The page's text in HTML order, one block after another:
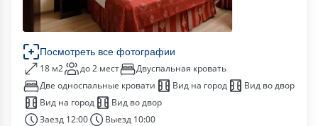
Посмотреть все фотографии
18 м2 до 2 мест
Двуспальная кровать
Две односпальные кровати
Вид на город
Вид во двор
Вид на город
Вид во двор
Заезд 12:00
Выезд 10:00